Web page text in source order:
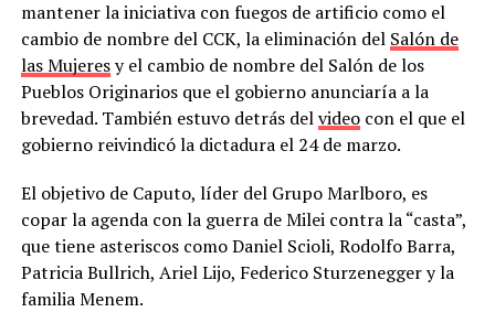
mantener la iniciativa con fuegos de artificio como el
cambio de nombre del CCK, la eliminación del Salón de
las Mujeresy el cambio de nombre del Salón de los
Pueblos Originarios que el gobierno anunciaría a la
brevedad. También estuvo detrás delvideocon el que el
gobierno reivindicó la dictadura el 24 de marzo.
El objetivo de Caputo, líder del Grupo Marlboro, es
copar la agenda con la guerra de Milei contra la “casta”,
que tiene asteriscos como Daniel Scioli, Rodolfo Barra,
Patricia Bullrich, Ariel Lijo, Federico Sturzenegger y la
familia Menem.